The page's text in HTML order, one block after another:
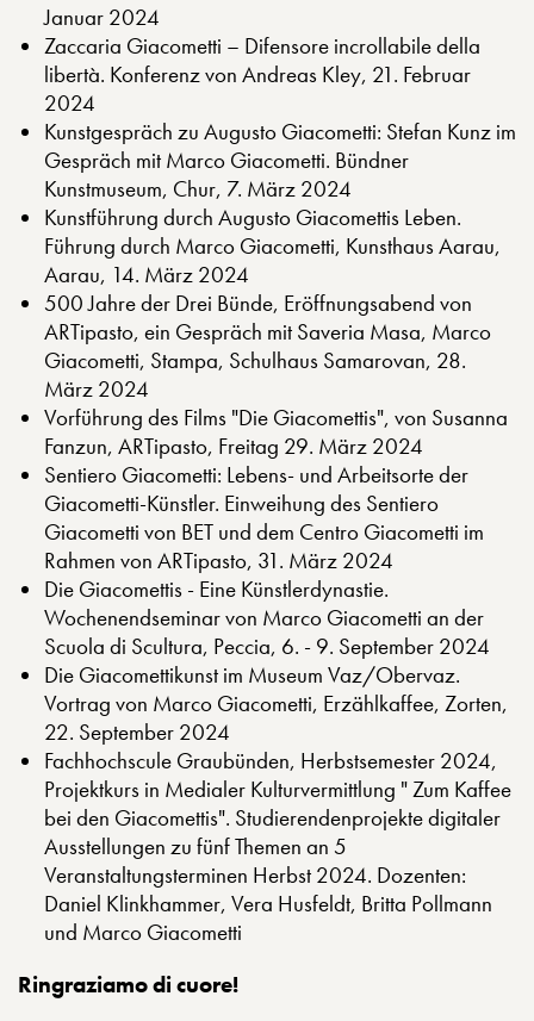
Januar 2024
Zaccaria Giacometti – Difensore incrollabile della
libertà. Konferenz von Andreas Kley, 21. Februar
2024
Kunstgespräch zu Augusto Giacometti: Stefan Kunz im
Gespräch mit Marco Giacometti. Bündner
Kunstmuseum, Chur, 7. März 2024
Kunstführung durch Augusto Giacomettis Leben.
Führung durch Marco Giacometti, Kunsthaus Aarau,
Aarau, 14. März 2024
500 Jahre der Drei Bünde, Eröffnungsabend von
ARTipasto, ein Gespräch mit Saveria Masa, Marco
Giacometti, Stampa, Schulhaus Samarovan, 28.
März 2024
Vorführung des Films "Die Giacomettis", von Susanna
Fanzun, ARTipasto, Freitag 29. März 2024
Sentiero Giacometti: Lebens- und Arbeitsorte der
Giacometti-Künstler. Einweihung des Sentiero
Giacometti von BET und dem Centro Giacometti im
Rahmen von ARTipasto, 31. März 2024
Die Giacomettis - Eine Künstlerdynastie.
Wochenendseminar von Marco Giacometti an der
Scuola di Scultura, Peccia, 6. - 9. September 2024
Die Giacomettikunst im Museum Vaz/Obervaz.
Vortrag von Marco Giacometti, Erzählkaffee, Zorten,
22. September 2024
Fachhochscule Graubünden, Herbstsemester 2024,
Projektkurs in Medialer Kulturvermittlung " Zum Kaffee
bei den Giacomettis". Studierendenprojekte digitaler
Ausstellungen zu fünf Themen an 5
Veranstaltungsterminen Herbst 2024. Dozenten:
Daniel Klinkhammer, Vera Husfeldt, Britta Pollmann
und Marco Giacometti
Ringraziamo di cuore!